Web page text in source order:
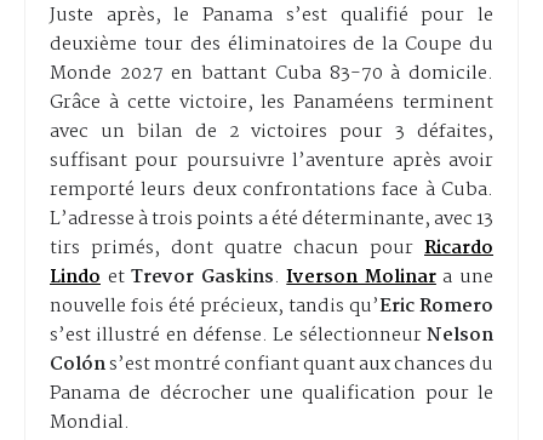
Juste après, le Panama s’est qualifié pour le
deuxième tour des éliminatoires de la Coupe du
Monde 2027 en battant Cuba 83-70 à domicile.
Grâce à cette victoire, les Panaméens terminent
avec un bilan de 2 victoires pour 3 défaites,
suffisant pour poursuivre l’aventure après avoir
remporté leurs deux confrontations face à Cuba.
L’adresse à trois points a été déterminante, avec 13
tirs primés, dont quatre chacun pour Ricardo
Lindo etTrevor Gaskins.Iverson Molinara une
nouvelle fois été précieux, tandis qu’Eric Romero
s’est illustré en défense. Le sélectionneurNelson
Colóns’est montré confiant quant aux chances du
Panama de décrocher une qualification pour le
Mondial.